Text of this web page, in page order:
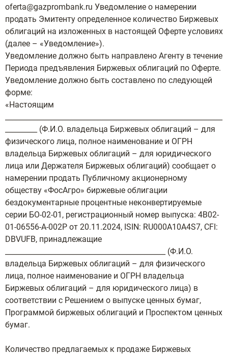
oferta@gazprombank.ru Уведомление о намерении
продать Эмитенту определенное количество Биржевых
облигаций на изложенных в настоящей Оферте условиях
(далее – «Уведомление»).
Уведомление должно быть направлено Агенту в течение
Периода предъявления Биржевых облигаций по Оферте.
Уведомление должно быть составлено по следующей
форме:
«Настоящим
_________ (Ф.И.О. владельца Биржевых облигаций – для
физического лица, полное наименование и ОГРН
владельца Биржевых облигаций – для юридического
лица или Держателя Биржевых облигаций) сообщает о
намерении продать Публичному акционерному
обществу «ФосАгро» биржевые облигации
бездокументарные процентные неконвертируемые
серии БО-02-01, регистрационный номер выпуска: 4B02-
01-06556-А-002P от 20.11.2024, ISIN: RU000A10A4S7, CFI:
DBVUFB, принадлежащие
_____________________________________________ (Ф.И.О.
владельца Биржевых облигаций – для физического
лица, полное наименование и ОГРН владельца
Биржевых облигаций – для юридического лица) в
соответствии с Решением о выпуске ценных бумаг,
Программой биржевых облигаций и Проспектом ценных
бумаг.
Количество предлагаемых к продаже Биржевых